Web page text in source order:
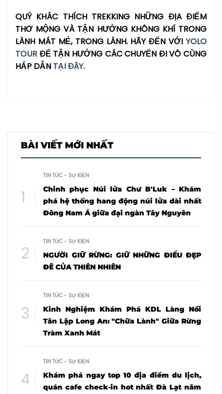
QUÝ KHÁC THÍCH TREKKING NHỮNG ĐỊA ĐIỂM
THƠ MỘNG VÀ TẬN HƯỞNG KHÔNG KHÍ TRONG
LÀNH MÁT MẺ, TRONG LÀNH. HÃY ĐẾN VỚI YOLO
TOUR ĐỂ TẬN HƯỞNG CÁC CHUYẾN ĐI VÔ CÙNG
HẤP DẪN TẠI ĐÂY.
BÀI VIẾT MỚI NHẤT
TIN TỨC - SỰ KIỆN
Chinh phục Núi lửa Chư B'Luk – Khám
phá hệ thống hang động núi lửa dài nhất
Đông Nam Á giữa đại ngàn Tây Nguyên
TIN TỨC - SỰ KIỆN
NGƯỜI GIỮ RỪNG: GIỮ NHỮNG ĐIỀU ĐẸP
ĐẼ CỦA THIÊN NHIÊN
TIN TỨC - SỰ KIỆN
Kinh Nghiệm Khám Phá KDL Làng Nổi
Tân Lập Long An: "Chữa Lành" Giữa Rừng
Tràm Xanh Mát
TIN TỨC - SỰ KIỆN
Khám phá ngay top 10 địa điểm du lịch,
quán cafe check-in hot nhất Đà Lạt năm